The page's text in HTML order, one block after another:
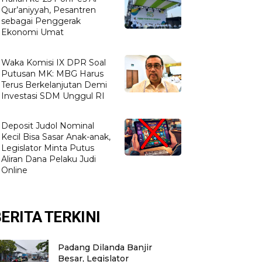
Qur’aniyyah, Pesantren
sebagai Penggerak
Ekonomi Umat
Waka Komisi IX DPR Soal
Putusan MK: MBG Harus
Terus Berkelanjutan Demi
Investasi SDM Unggul RI
Deposit Judol Nominal
Kecil Bisa Sasar Anak-anak,
Legislator Minta Putus
Aliran Dana Pelaku Judi
Online
TERKINI
Padang Dilanda Banjir
Besar, Legislator